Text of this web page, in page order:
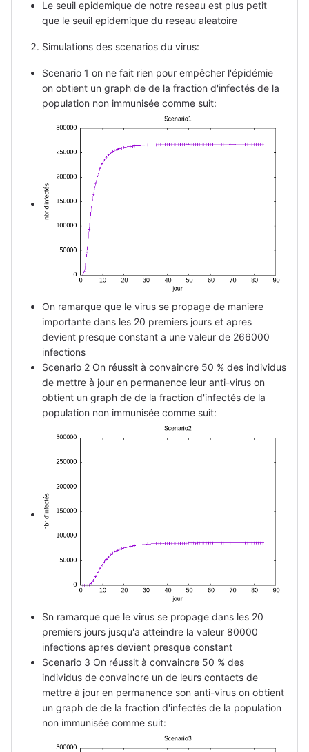
Le seuil epidemique de notre reseau est plus petit
que le seuil epidemique du reseau aleatoire
Simulations des scenarios du virus:
Scenario 1 on ne fait rien pour empêcher l'épidémie
on obtient un graph de de la fraction d'infectés de la
population non immunisée comme suit:
On ramarque que le virus se propage de maniere
importante dans les 20 premiers jours et apres
devient presque constant a une valeur de 266000
infections
Scenario 2 On réussit à convaincre 50 % des individus
de mettre à jour en permanence leur anti-virus on
obtient un graph de de la fraction d'infectés de la
population non immunisée comme suit:
Sn ramarque que le virus se propage dans les 20
premiers jours jusqu'a atteindre la valeur 80000
infections apres devient presque constant
Scenario 3 On réussit à convaincre 50 % des
individus de convaincre un de leurs contacts de
mettre à jour en permanence son anti-virus on obtient
un graph de de la fraction d'infectés de la population
non immunisée comme suit: